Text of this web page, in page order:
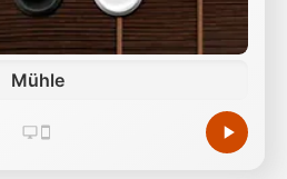
Mühle